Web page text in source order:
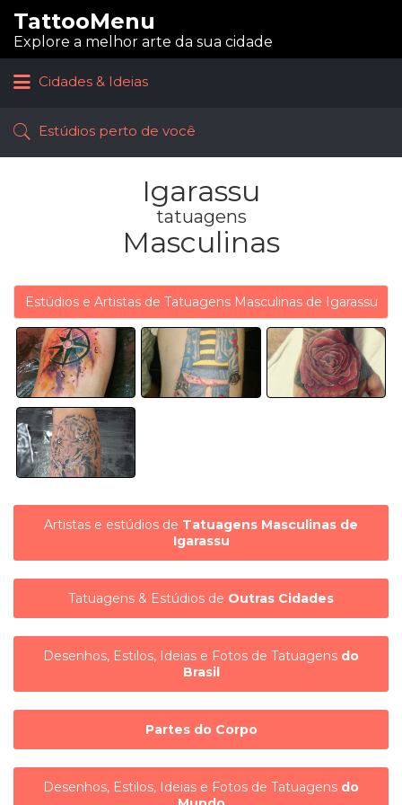
TattooMenu
Explore a melhor arte da sua cidade
Cidades & Ideias
Estúdios perto de você
Igarassu
tatuagens
Masculinas
Estúdios e Artistas de Tatuagens Masculinas de Igarassu
Artistas e estúdios de Tatuagens Masculinas de
Igarassu
Tatuagens & Estúdios de Outras Cidades
Desenhos, Estilos, Ideias e Fotos de Tatuagens do
Brasil
Partes do Corpo
Desenhos, Estilos, Ideias e Fotos de Tatuagens do